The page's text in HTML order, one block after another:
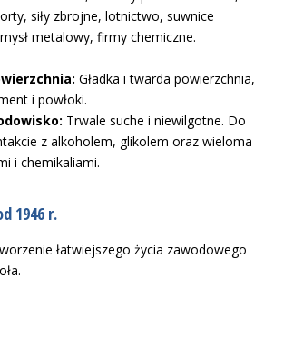
siły zbrojne, lotnictwo, suwnice
metalowy, firmy chemiczne.
Gładka i twarda powierzchnia,
i powłoki.
Trwale suche i niewilgotne. Do
z alkoholem, glikolem oraz wieloma
i chemikaliami.
1946 r.
łatwiejszego życia zawodowego